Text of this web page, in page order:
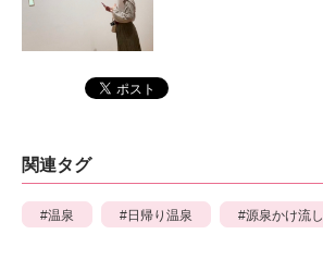
関連タグ
温泉 日帰り温泉 源泉かけ流し